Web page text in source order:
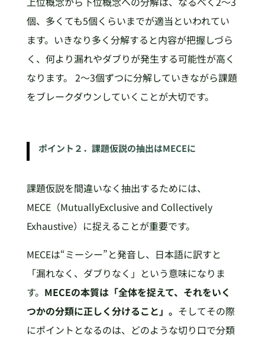
個、多くても5個くらいまでが適当といわれてい
ます。いきなり多く分解すると内容が把握しづら
く、何より漏れやダブりが発生する可能性が高く
なります。 2～3個ずつに分解していきながら課題
をブレークダウンしていくことが大切です。
ポイント２．課題仮説の抽出はMECEに
課題仮説を間違いなく抽出するためには、
MECE（MutuallyExclusive and Collectively
Exhaustive）に捉えることが重要です。
MECEは“ミーシー”と発音し、日本語に訳すと
「漏れなく、ダブりなく」という意味になりま
す。 MECEの本質は「全体を捉えて、それをいく
つかの分類に正しく分けること」。 そしてその際
にポイントとなるのは、どのような切り口で分類